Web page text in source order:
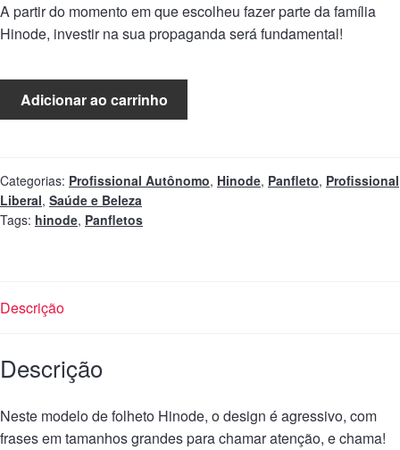
A partir do momento em que escolheu fazer parte da família
Hinode, investir na sua propaganda será fundamental!
Adicionar ao carrinho
Categorias: Profissional Autônomo, Hinode, Panfleto, Profissional
Liberal, Saúde e Beleza
Tags: hinode, Panfletos
Descrição
Descrição
Neste modelo de folheto Hinode, o design é agressivo, com
frases em tamanhos grandes para chamar atenção, e chama!